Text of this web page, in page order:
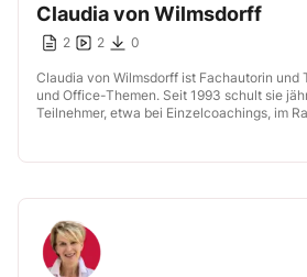
Claudia von Wilmsdorff
2 2 0
Claudia von Wilmsdorff ist Fachautorin und
und Office-Themen. Seit 1993 schult sie
Teilnehmer, etwa bei Einzelcoachings, im